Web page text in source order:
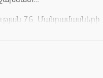
76. Մանրամասների